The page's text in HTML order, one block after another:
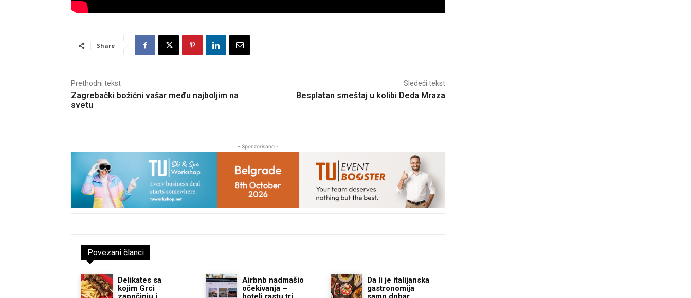
Share
Prethodni tekst
Zagrebački božićni vašar među najboljim na
svetu
Sledeći tekst
Besplatan smeštaj u kolibi Deda Mraza
- Sponzorisano -
Povezani članci
Delikates sa
kojim Grci
Airbnb nadmašio
očekivanja –
Da li je italijanska
gastronomija